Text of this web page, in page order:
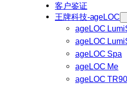
客户鉴证
王牌科技-ageLOC
ageLOC
ageLOC
ageLOC Spa
ageLOC Me
ageLOC